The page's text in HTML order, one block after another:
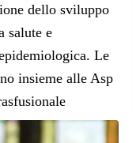
dello sviluppo
salute e
Le
insieme alle Asp